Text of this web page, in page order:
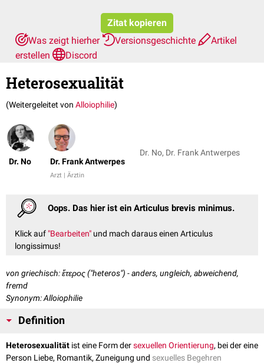
Zitat kopieren
Was zeigt hierher
Versionsgeschichte
Artikel
erstellen
Discord
Heterosexualität
(Weitergeleitet von Alloiophilie)
Dr. No Dr. Frank Antwerpes
Arzt | Ärztin
Dr. No, Dr. Frank Antwerpes
Oops. Das hier ist ein Articulus brevis minimus.
Klick auf "Bearbeiten" und mach daraus einen Articulus
longissimus!
von griechisch: ἕτερος ("heteros") - anders, ungleich, abweichend,
fremd
Synonym: Alloiophilie
Definition
Heterosexualität ist eine Form dersexuellen Orientierung, bei der eine
Person Liebe, Romantik, Zuneigung und sexuelles Begehren